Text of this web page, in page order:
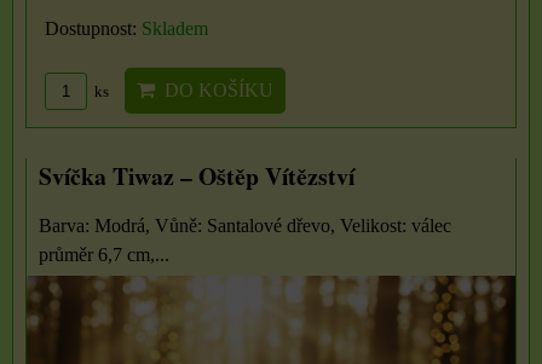
Dostupnost: Skladem
ks DO KOŠÍKU
Svíčka Tiwaz – Oštěp Vítězství
Barva: Modrá, Vůně: Santalové dřevo, Velikost: válec
průměr 6,7 cm,...